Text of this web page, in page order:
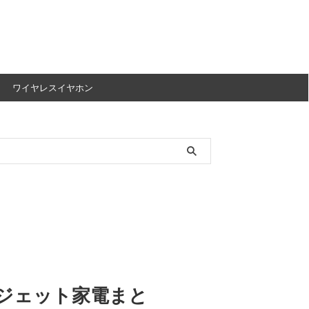
ワイヤレスイヤホン
ェット家電まと